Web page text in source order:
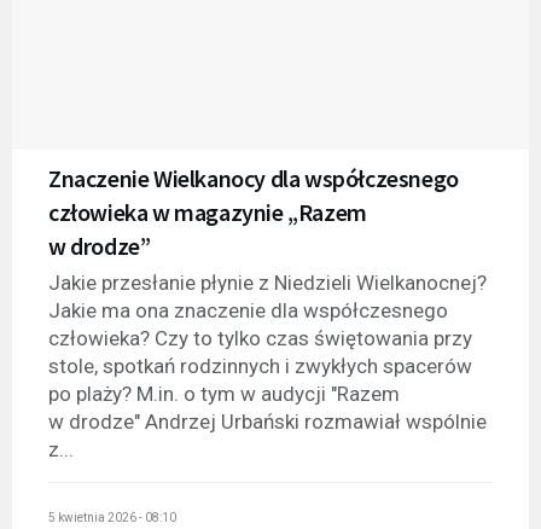
Znaczenie Wielkanocy dla współczesnego
człowieka w magazynie „Razem
w drodze”
Jakie przesłanie płynie z Niedzieli Wielkanocnej?
Jakie ma ona znaczenie dla współczesnego
człowieka? Czy to tylko czas świętowania przy
stole, spotkań rodzinnych i zwykłych spacerów
po plaży? M.in. o tym w audycji "Razem
w drodze" Andrzej Urbański rozmawiał wspólnie
z...
5 kwietnia 2026 - 08:10